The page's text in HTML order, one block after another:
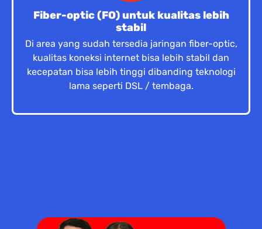
Fiber-optic (FO) untuk kualitas lebih
stabil
Di area yang sudah tersedia jaringan fiber-optic,
kualitas koneksi internet bisa lebih stabil dan
kecepatan bisa lebih tinggi dibanding teknologi
lama seperti DSL / tembaga.